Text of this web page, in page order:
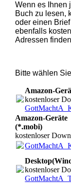
Wenn es Ihnen
Buch zu lesen,
oder einen
ebenfalls
Adressen
Bitte wählen
Amazon-
kostenloser
Amazon-Geräte
(*.mobi)
kostenloser
kostenloser